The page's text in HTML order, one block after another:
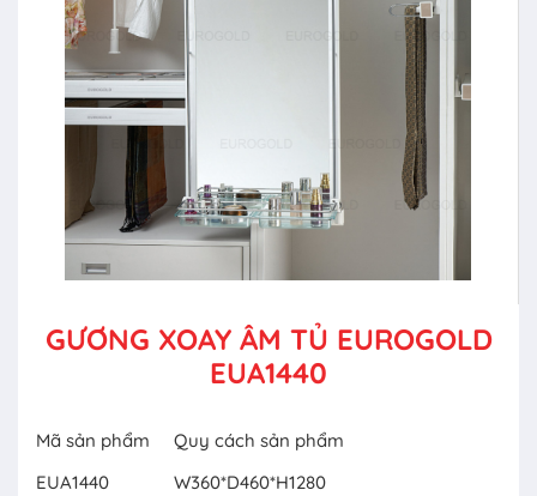
GƯƠNG XOAY ÂM TỦ EUROGOLD
EUA1440
Mã sản phẩm
Quy cách sản phẩm
EUA1440
W360*D460*H1280